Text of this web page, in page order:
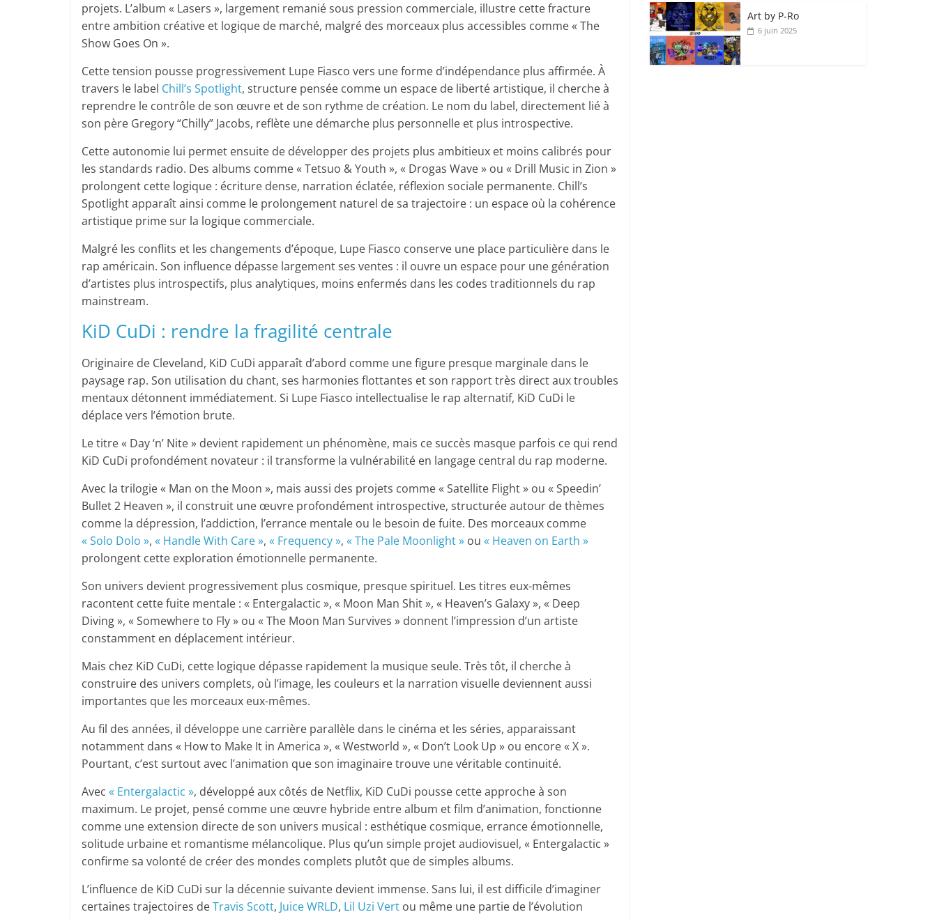
projets. L’album « Lasers », largement remanié sous pression commerciale, illustre cette fracture
entre ambition créative et logique de marché, malgré des morceaux plus accessibles comme « The
Show Goes On ».
Cette tension pousse progressivement Lupe Fiasco vers une forme d’indépendance plus affirmée. À
travers le label Chill’s Spotlight, structure pensée comme un espace de liberté artistique, il cherche à
reprendre le contrôle de son œuvre et de son rythme de création. Le nom du label, directement lié à
son père Gregory “Chilly” Jacobs, reflète une démarche plus personnelle et plus introspective.
Cette autonomie lui permet ensuite de développer des projets plus ambitieux et moins calibrés pour
les standards radio. Des albums comme « Tetsuo & Youth », « Drogas Wave » ou « Drill Music in Zion »
prolongent cette logique : écriture dense, narration éclatée, réflexion sociale permanente. Chill’s
Spotlight apparaît ainsi comme le prolongement naturel de sa trajectoire : un espace où la cohérence
artistique prime sur la logique commerciale.
Malgré les conflits et les changements d’époque, Lupe Fiasco conserve une place particulière dans le
rap américain. Son influence dépasse largement ses ventes : il ouvre un espace pour une génération
d’artistes plus introspectifs, plus analytiques, moins enfermés dans les codes traditionnels du rap
mainstream.
KiD CuDi : rendre la fragilité centrale
Originaire de Cleveland, KiD CuDi apparaît d’abord comme une figure presque marginale dans le
paysage rap. Son utilisation du chant, ses harmonies flottantes et son rapport très direct aux troubles
mentaux détonnent immédiatement. Si Lupe Fiasco intellectualise le rap alternatif, KiD CuDi le
déplace vers l’émotion brute.
Le titre « Day ‘n’ Nite » devient rapidement un phénomène, mais ce succès masque parfois ce qui rend
KiD CuDi profondément novateur : il transforme la vulnérabilité en langage central du rap moderne.
Avec la trilogie « Man on the Moon », mais aussi des projets comme « Satellite Flight » ou « Speedin’
Bullet 2 Heaven », il construit une œuvre profondément introspective, structurée autour de thèmes
comme la dépression, l’addiction, l’errance mentale ou le besoin de fuite. Des morceaux comme
« Solo Dolo », « Handle With Care », « Frequency », « The Pale Moonlight » ou « Heaven on Earth »
prolongent cette exploration émotionnelle permanente.
Son univers devient progressivement plus cosmique, presque spirituel. Les titres eux-mêmes
racontent cette fuite mentale : « Entergalactic », « Moon Man Shit », « Heaven’s Galaxy », « Deep
Diving », « Somewhere to Fly » ou « The Moon Man Survives » donnent l’impression d’un artiste
constamment en déplacement intérieur.
Mais chez KiD CuDi, cette logique dépasse rapidement la musique seule. Très tôt, il cherche à
construire des univers complets, où l’image, les couleurs et la narration visuelle deviennent aussi
importantes que les morceaux eux-mêmes.
Au fil des années, il développe une carrière parallèle dans le cinéma et les séries, apparaissant
notamment dans « How to Make It in America », « Westworld », « Don’t Look Up » ou encore « X ».
Pourtant, c’est surtout avec l’animation que son imaginaire trouve une véritable continuité.
Avec « Entergalactic », développé aux côtés de Netflix, KiD CuDi pousse cette approche à son
maximum. Le projet, pensé comme une œuvre hybride entre album et film d’animation, fonctionne
comme une extension directe de son univers musical : esthétique cosmique, errance émotionnelle,
solitude urbaine et romantisme mélancolique. Plus qu’un simple projet audiovisuel, « Entergalactic »
confirme sa volonté de créer des mondes complets plutôt que de simples albums.
L’influence de KiD CuDi sur la décennie suivante devient immense. Sans lui, il est difficile d’imaginer
certaines trajectoires deTravis Scott, Juice WRLD, Lil Uzi Vert ou même une partie de l’évolution
Art by P‑Ro
6 juin 2025